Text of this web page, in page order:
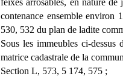
feixes arrosables, en nature
contenance ensemble environ
530, 532 du plan de ladite
Sous les immeubles ci-
matrice cadastrale de la
Section L, 573, 5 174, 575 ;